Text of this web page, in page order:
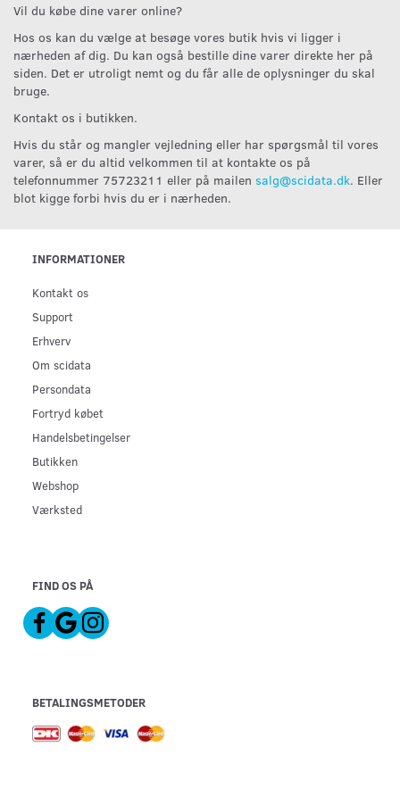
Vil du købe dine varer online?
Hos os kan du vælge at besøge vores butik hvis vi ligger i
nærheden af dig. Du kan også bestille dine varer direkte her på
siden. Det er utroligt nemt og du får alle de oplysninger du skal
bruge.
Kontakt os i butikken.
Hvis du står og mangler vejledning eller har spørgsmål til vores
varer, så er du altid velkommen til at kontakte os på
telefonnummer 75723211 eller på mailen salg@scidata.dk. Eller
blot kigge forbi hvis du er i nærheden.
INFORMATIONER
Kontakt os
Support
Erhverv
Om scidata
Persondata
Fortryd købet
Handelsbetingelser
Butikken
Webshop
Værksted
FIND OS PÅ
BETALINGSMETODER